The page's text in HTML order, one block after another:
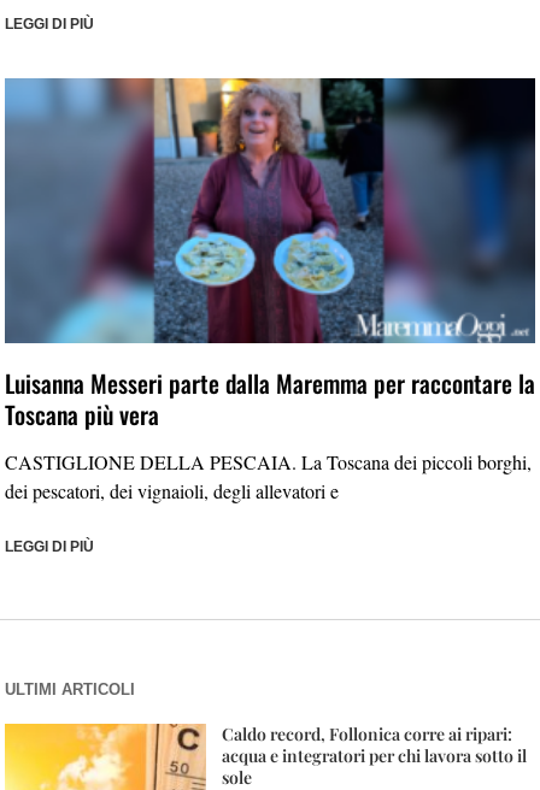
LEGGI DI PIÙ
Luisanna Messeri parte dalla Maremma per raccontare la
Toscana più vera
CASTIGLIONE DELLA PESCAIA. La Toscana dei piccoli borghi,
dei pescatori, dei vignaioli, degli allevatori e
LEGGI DI PIÙ
ULTIMI ARTICOLI
Caldo record, Follonica corre ai ripari:
acqua e integratori per chi lavora sotto il
sole